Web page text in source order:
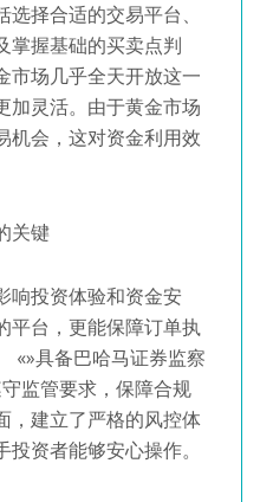
择合适的交易平台、
掌握基础的买卖点判
市场几乎全天开放这一
加灵活。由于黄金市场
机会，这对资金利用效
关键
响投资体验和资金安
平台，更能保障订单执
«»具备巴哈马证券监察
监管要求，保障合规
，建立了严格的风控体
资者能够安心操作。